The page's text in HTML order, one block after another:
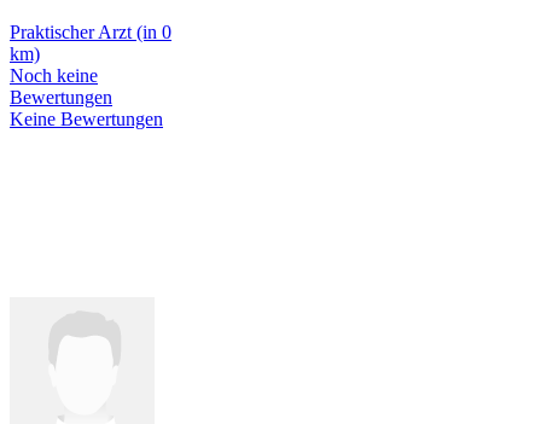
Praktischer Arzt (in 0
km)
Noch keine
Bewertungen
Keine Bewertungen